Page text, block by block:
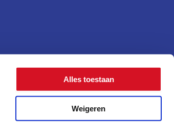
Alles toestaan
Weigeren